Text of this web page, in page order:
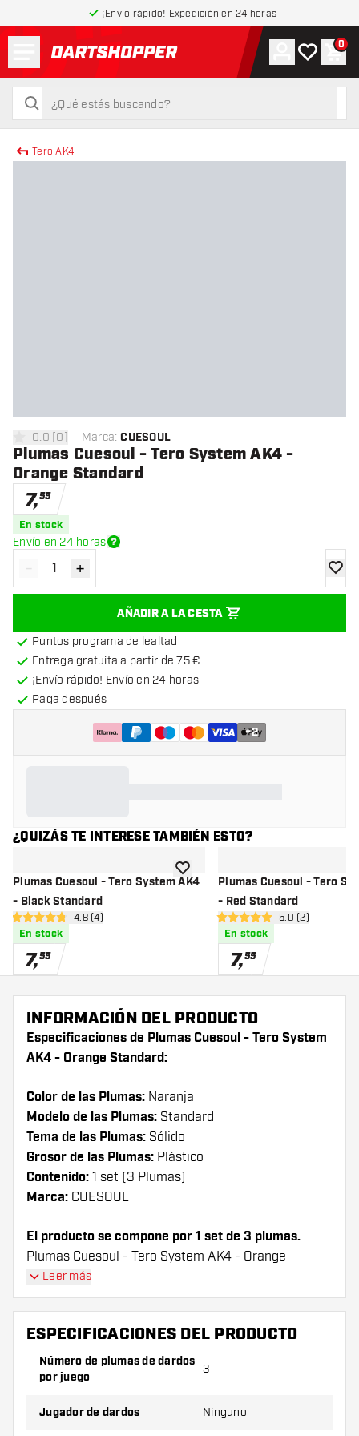
¡Envío rápido! Expedición en 24 horas
volver a la página de inicio
buscar
buscar
Cuenta
Mi lista de
0
Tero AK4
0 estrellas de puntuación
0.0 [0] Marca: CUESOUL
Plumas Cuesoul - Tero System AK4 -
Orange Standard
7,55
En stock
Envío en 24 horas
Disminuir cantidad
- Aumentar cantidad
+
AÑADIR A LA CESTA
Puntos programa de lealtad
Entrega gratuita a partir de 75 €
¡Envío rápido! Envío en 24 horas
Paga después
+2
¿QUIZÁS TE INTERESE TAMBIÉN ESTO?
Plumas Cuesoul - Tero System AK4
- Black Standard
abrir panel de reseñas
4.8 estrellas de puntuación
4.8 (4)
En stock
7,55
añadir a la lista de deseos
Plumas Cuesoul - Tero
- Red Standard
abrir panel de
5 estrellas de puntuación
5.0 (2)
En stock
7,55
INFORMACIÓN DEL PRODUCTO
Especificaciones de Plumas Cuesoul - Tero System
AK4 - Orange Standard:
Color de las Plumas: Naranja
Modelo de las Plumas: Standard
Tema de las Plumas: Sólido
Grosor de las Plumas: Plástico
Contenido: 1 set (3 Plumas)
Marca: CUESOUL
El producto se compone por 1 set de 3 plumas.
Plumas Cuesoul - Tero System AK4 - Orange
Standard plumas tienen una larga vida útil. Estas
plumas sólo se puede utilizar con las cañas Cuesoul.
¡Consejo de Dartshopper!
Asegúrate de tener suficientes plumas y cañas.
Estas pueden dañarse o romperse con el uso.
Leer más
ESPECIFICACIONES DEL PRODUCTO
Número de plumas de dardos
por juego
3
Jugador de dardos Ninguno